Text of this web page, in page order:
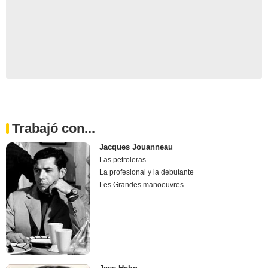
Trabajó con...
Jacques Jouanneau
Las petroleras
La profesional y la debutante
Les Grandes manoeuvres